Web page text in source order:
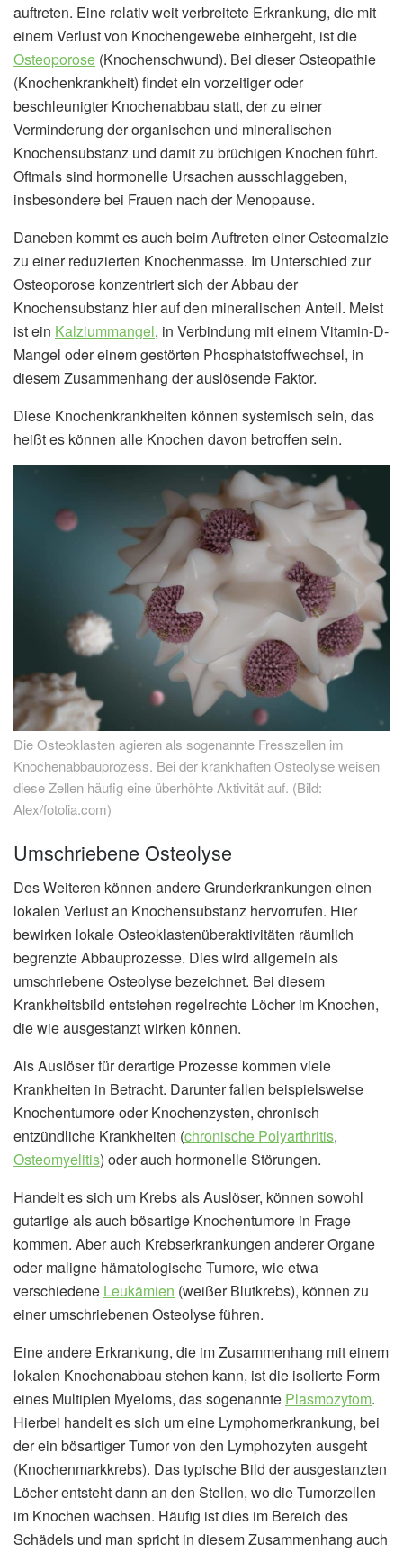
auftreten. Eine relativ weit verbreitete Erkrankung, die mit
einem Verlust von Knochengewebe einhergeht, ist die
Osteoporose (Knochenschwund). Bei dieser Osteopathie
(Knochenkrankheit) findet ein vorzeitiger oder
beschleunigter Knochenabbau statt, der zu einer
Verminderung der organischen und mineralischen
Knochensubstanz und damit zu brüchigen Knochen führt.
Oftmals sind hormonelle Ursachen ausschlaggeben,
insbesondere bei Frauen nach der Menopause.
Daneben kommt es auch beim Auftreten einer Osteomalzie
zu einer reduzierten Knochenmasse. Im Unterschied zur
Osteoporose konzentriert sich der Abbau der
Knochensubstanz hier auf den mineralischen Anteil. Meist
ist ein Kalziummangel, in Verbindung mit einem Vitamin-D-
Mangel oder einem gestörten Phosphatstoffwechsel, in
diesem Zusammenhang der auslösende Faktor.
Diese Knochenkrankheiten können systemisch sein, das
heißt es können alle Knochen davon betroffen sein.
Die Osteoklasten agieren als sogenannte Fresszellen im
Knochenabbauprozess. Bei der krankhaften Osteolyse weisen
diese Zellen häufig eine überhöhte Aktivität auf. (Bild:
Alex/fotolia.com)
Umschriebene Osteolyse
Des Weiteren können andere Grunderkrankungen einen
lokalen Verlust an Knochensubstanz hervorrufen. Hier
bewirken lokale Osteoklastenüberaktivitäten räumlich
begrenzte Abbauprozesse. Dies wird allgemein als
umschriebene Osteolyse bezeichnet. Bei diesem
Krankheitsbild entstehen regelrechte Löcher im Knochen,
die wie ausgestanzt wirken können.
Als Auslöser für derartige Prozesse kommen viele
Krankheiten in Betracht. Darunter fallen beispielsweise
Knochentumore oder Knochenzysten, chronisch
entzündliche Krankheiten (chronische Polyarthritis,
Osteomyelitis) oder auch hormonelle Störungen.
Handelt es sich um Krebs als Auslöser, können sowohl
gutartige als auch bösartige Knochentumore in Frage
kommen. Aber auch Krebserkrankungen anderer Organe
oder maligne hämatologische Tumore, wie etwa
verschiedene Leukämien (weißer Blutkrebs), können zu
einer umschriebenen Osteolyse führen.
Eine andere Erkrankung, die im Zusammenhang mit einem
lokalen Knochenabbau stehen kann, ist die isolierte Form
eines Multiplen Myeloms, das sogenannte Plasmozytom.
Hierbei handelt es sich um eine Lymphomerkrankung, bei
der ein bösartiger Tumor von den Lymphozyten ausgeht
(Knochenmarkkrebs). Das typische Bild der ausgestanzten
Löcher entsteht dann an den Stellen, wo die Tumorzellen
im Knochen wachsen. Häufig ist dies im Bereich des
Schädels und man spricht in diesem Zusammenhang auch